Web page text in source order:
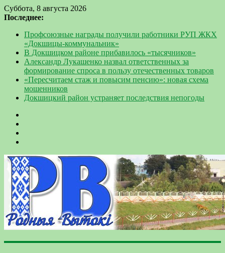
Суббота, 8 августа 2026
Последнее:
Профсоюзные награды получили работники РУП ЖКХ
«Докшицы-коммунальник»
В Докшицком районе прибавилось «тысячников»
Александр Лукашенко назвал ответственных за
формирование спроса в пользу отечественных товаров
«Пересчитаем стаж и повысим пенсию»: новая схема
мошенников
Докшицкий район устраняет последствия непогоды